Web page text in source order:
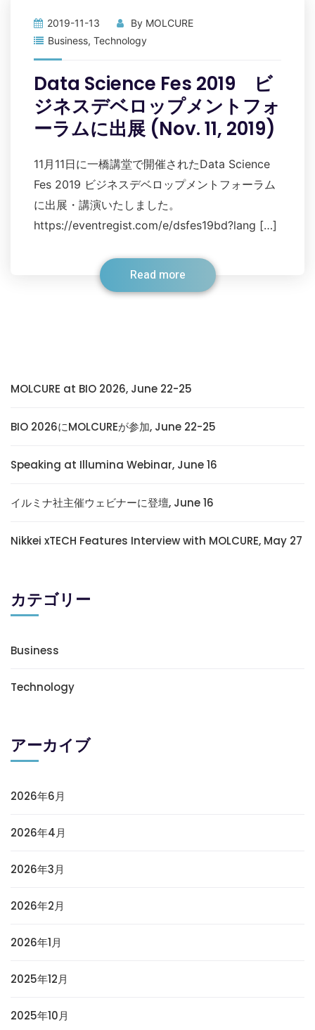
2019-11-13 By MOLCURE
Business, Technology
Data Science Fes 2019 ビ
ジネスデベロップメントフォ
ーラムに出展 (Nov. 11, 2019)
11月11日に一橋講堂で開催されたData Science
Fes 2019 ビジネスデベロップメントフォーラム
に出展・講演いたしました。
https://eventregist.com/e/dsfes19bd?lang […]
Read more
MOLCURE at BIO 2026, June 22-25
BIO 2026にMOLCUREが参加, June 22-25
Speaking at Illumina Webinar, June 16
イルミナ社主催ウェビナーに登壇, June 16
Nikkei xTECH Features Interview with MOLCURE, May 27
カテゴリー
Business
Technology
アーカイブ
2026年6月
2026年4月
2026年3月
2026年2月
2026年1月
2025年12月
2025年10月